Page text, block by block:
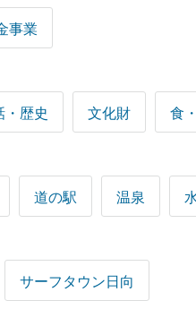
事業
・歴史 文化財 食
道の駅 温泉
サーフタウン日向